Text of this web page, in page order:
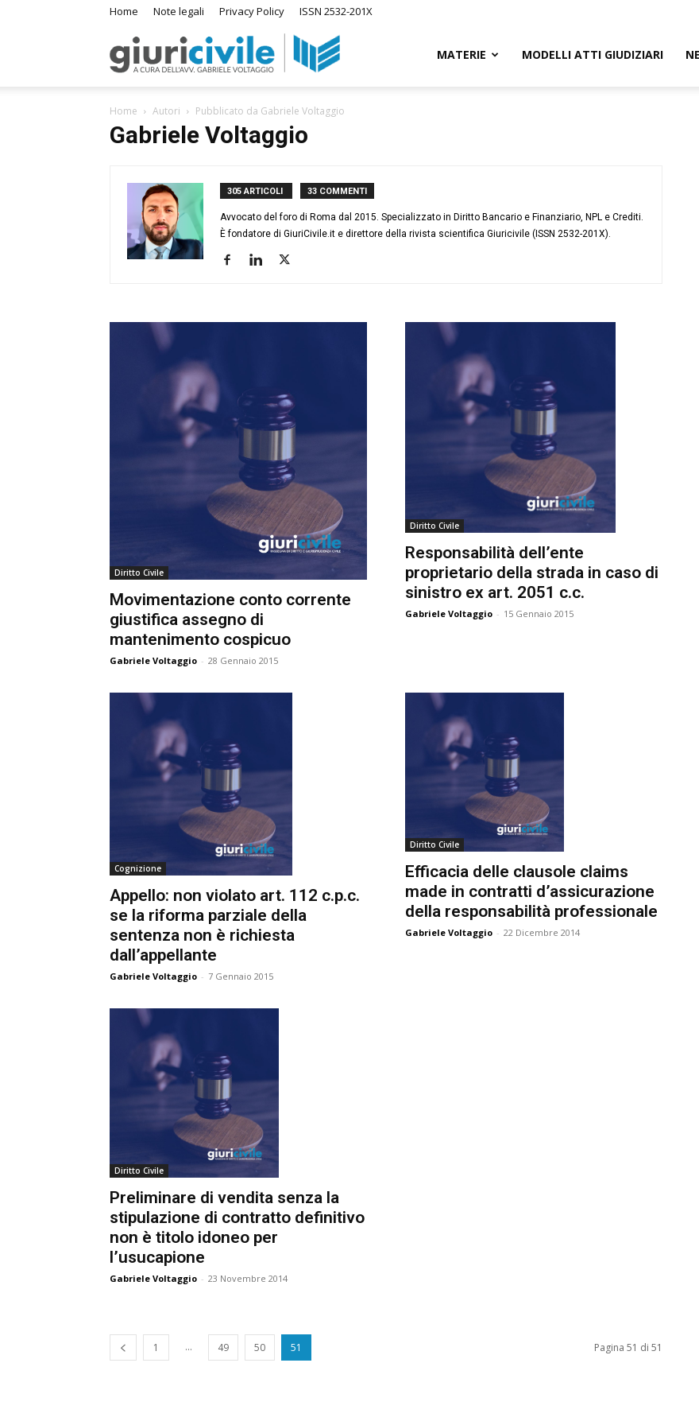
Home Note legali Privacy Policy ISSN 2532-201X
GiuriCivile.it
–
Rassegna
Giurisprudenza
Civile
MATERIE MODELLI ATTI GIUDIZIARI
Home Autori Pubblicato da Gabriele Voltaggio
Gabriele Voltaggio
305 ARTICOLI 33 COMMENTI
Avvocato del foro di Roma dal 2015. Specializzato in Diritto Bancario e Finanziario, NPL e Crediti.
È fondatore di GiuriCivile.it e direttore della rivista scientifica Giuricivile (ISSN 2532-201X).
Diritto Civile
Movimentazione conto corrente
giustifica assegno di
mantenimento cospicuo
Gabriele Voltaggio - 28 Gennaio 2015
Diritto Civile
Responsabilità dell’ente
proprietario della strada in caso di
sinistro ex art. 2051 c.c.
Gabriele Voltaggio - 15 Gennaio 2015
Cognizione
Appello: non violato art. 112 c.p.c.
se la riforma parziale della
sentenza non è richiesta
dall’appellante
Gabriele Voltaggio - 7 Gennaio 2015
Diritto Civile
Efficacia delle clausole claims
made in contratti d’assicurazione
della responsabilità professionale
Gabriele Voltaggio - 22 Dicembre 2014
Diritto Civile
Preliminare di vendita senza la
stipulazione di contratto definitivo
non è titolo idoneo per
l’usucapione
Gabriele Voltaggio - 23 Novembre 2014
... 49 50 51 Pagina 51 di 51
Sentenze e guide legali per
Iscriviti GRATIS e resta
Autorizzo l’invio di comunicazioni a scopo commerciale e di
marketing nei limiti indicati nell’
Non autorizzo
Cliccando su “Iscriviti” dichiari di aver letto e accettato la
Iscriviti